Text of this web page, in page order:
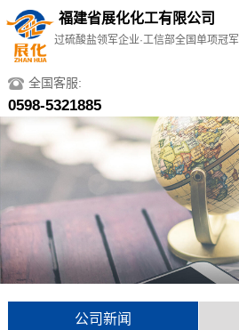
福建省展化化工有限公司
过硫酸盐领军企业·工信部全国单项冠军
全国客服:
0598-5321885
公司新闻